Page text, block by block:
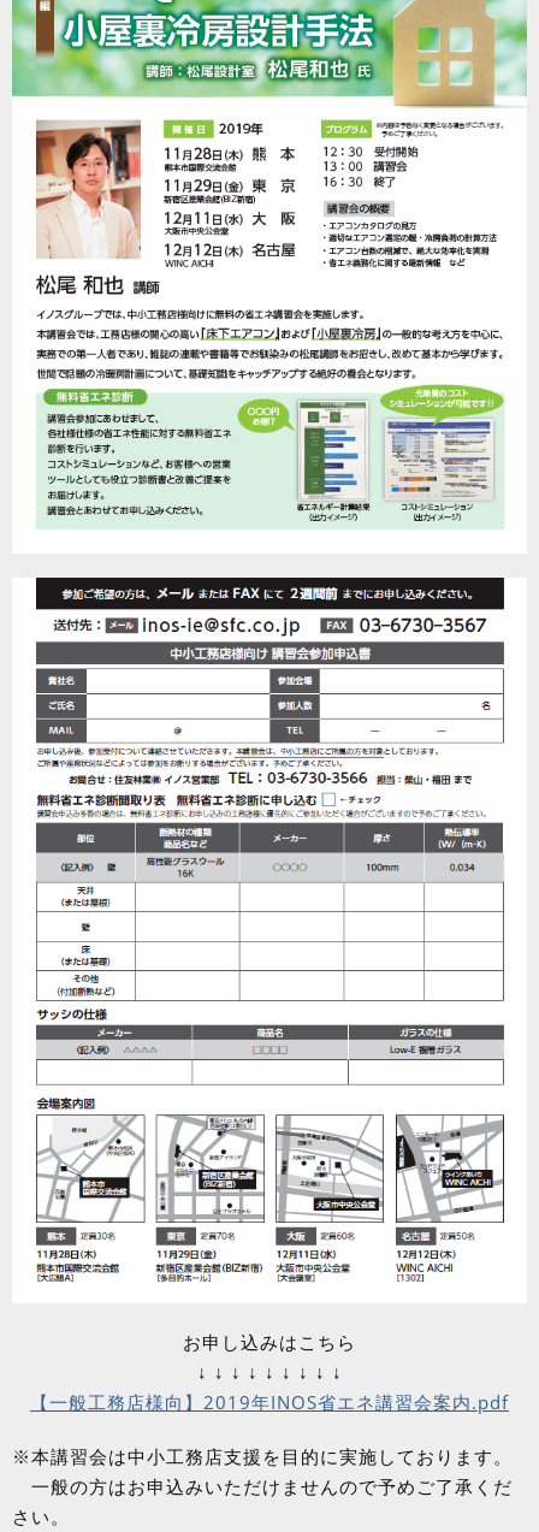
お申し込みはこちら
↓ ↓ ↓ ↓ ↓ ↓ ↓ ↓ ↓
【一般工務店様向】2019年INOS省エネ講習会案内.pdf
※本講習会は中小工務店支援を目的に実施しております。
一般の方はお申込みいただけませんので予めご了承くだ
さい。